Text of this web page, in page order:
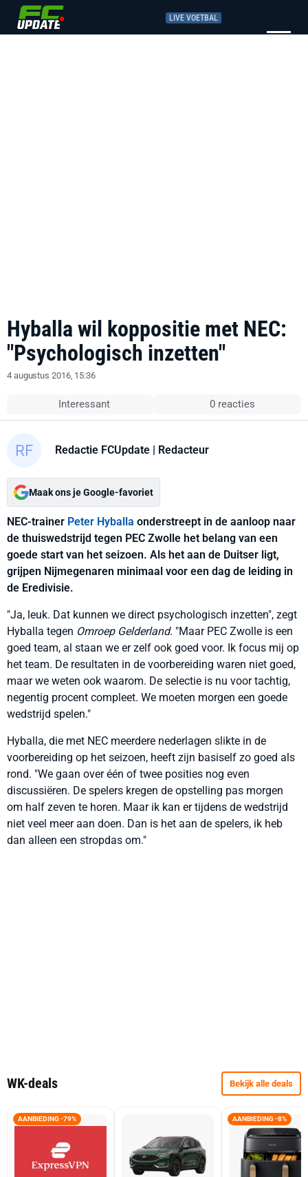
LIVE VOETBAL
Hyballa wil koppositie met NEC:
"Psychologisch inzetten"
4 augustus 2016, 15:36
Interessant 0 reacties
Redactie FCUpdate | Redacteur
Maak ons je Google-favoriet
NEC-trainer Peter Hyballa onderstreept in de aanloop naar
de thuiswedstrijd tegen PEC Zwolle het belang van een
goede start van het seizoen. Als het aan de Duitser ligt,
grijpen Nijmegenaren minimaal voor een dag de leiding in
de Eredivisie.
"Ja, leuk. Dat kunnen we direct psychologisch inzetten", zegt
Hyballa tegen Omroep Gelderland. "Maar PEC Zwolle is een
goed team, al staan we er zelf ook goed voor. Ik focus mij op
het team. De resultaten in de voorbereiding waren niet goed,
maar we weten ook waarom. De selectie is nu voor tachtig,
negentig procent compleet. We moeten morgen een goede
wedstrijd spelen."
Hyballa, die met NEC meerdere nederlagen slikte in de
voorbereiding op het seizoen, heeft zijn basiself zo goed als
rond. "We gaan over één of twee posities nog even
discussiëren. De spelers kregen de opstelling pas morgen
om half zeven te horen. Maar ik kan er tijdens de wedstrijd
niet veel meer aan doen. Dan is het aan de spelers, ik heb
dan alleen een stropdas om."
WK-deals Bekijk alle deals
AANBIEDING -79% AANBIEDING -8%